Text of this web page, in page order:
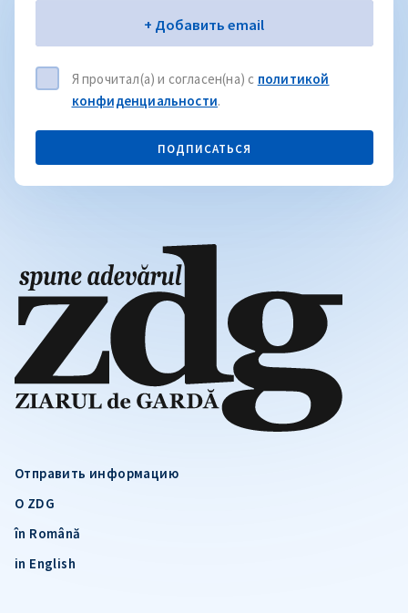
Отправить информацию
О ZDG
în Română
in English
Электронная почта+ Добавить email
Я прочитал(а) и согласен(на) с политикой
конфиденциальности.
ПОДПИСАТЬСЯ